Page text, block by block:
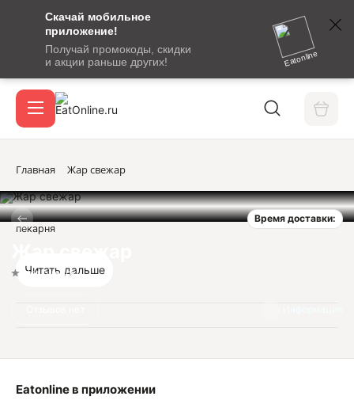
Скачай мобильное
приложение!
Получай промокоды, скидки
и акции раньше других!
Eatonline
сообщение
кодом
подтверждения
Вход / регистрация
Акции
Главная Жар свежар
Время доставки:
Нет оценок
пекарня
Читать дальше
Eatonline в приложении